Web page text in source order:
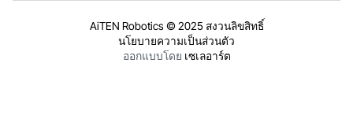
AiTEN Robotics © 2025 สงวนลิขสิทธิ์
นโยบายความเป็นส่วนตัว
ออกแบบโดย เซเลอาร์ต